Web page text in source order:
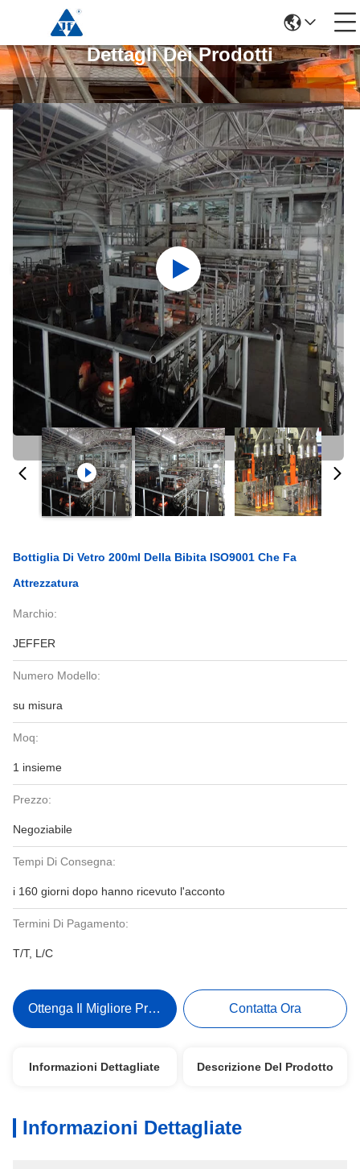
Dettagli Dei Prodotti
Bottiglia Di Vetro 200ml Della Bibita ISO9001 Che Fa
Attrezzatura
Marchio:
JEFFER
Numero Modello:
su misura
Moq:
1 insieme
Prezzo:
Negoziabile
Tempi Di Consegna:
i 160 giorni dopo hanno ricevuto l'acconto
Termini Di Pagamento:
T/T, L/C
Ottenga Il Migliore Prezzo Contatta Ora
Informazioni Dettagliate Descrizione Del Prodotto
Informazioni Dettagliate